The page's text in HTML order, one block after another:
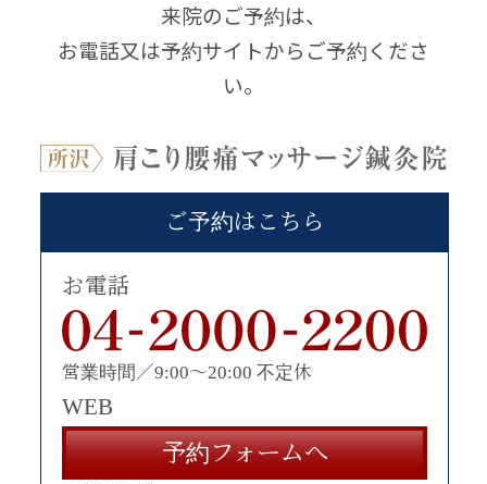
来院のご予約は、
お電話又は予約サイトからご予約くださ
い。
ご予約はこちら
お電話
営業時間／9:00〜20:00 不定休
WEB
予約フォームへ